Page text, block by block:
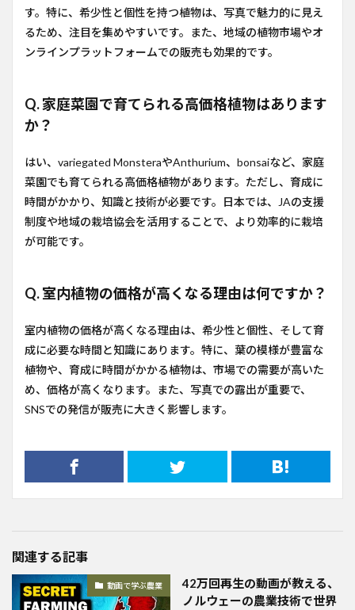
す。特に、希少性と個性を持つ植物は、写真で魅力的に見え
るため、注目を集めやすいです。また、地域の植物市場やオ
ンラインプラットフォームでの販売も効果的です。
Q. 家庭菜園で育てられる高価格植物はあります
か？
はい、variegated MonsteraやAnthurium、bonsaiなど、家庭
菜園でも育てられる高価格植物があります。ただし、育成に
時間がかかり、知識と技術が必要です。日本では、JAの支援
制度や地域の栽培協会を活用することで、より効率的に栽培
が可能です。
Q. 室内植物の価格が高くなる理由は何ですか？
室内植物の価格が高くなる理由は、希少性と個性、そして育
成に必要な時間と知識にあります。特に、葉の模様が豊富な
植物や、育成に時間がかかる植物は、市場での需要が高いた
め、価格が高くなります。また、写真での露出が重要で、
SNSでの発信が販売に大きく影響します。
関連する記事
動画で学ぶ農業
42万回再生の動画が教える、
ノルウェーの農業技術で世界